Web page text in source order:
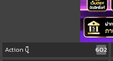
Action บู๊ 602